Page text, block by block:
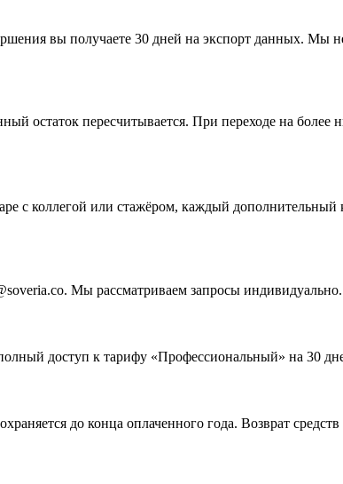
вы получаете 30 дней на экспорт данных. Мы
остаток пересчитывается. При переходе на более
с коллегой или стажёром, каждый
Мы рассматриваем запросы индивидуально.
доступ к тарифу «Профессиональный» на 30
до конца оплаченного года. Возврат